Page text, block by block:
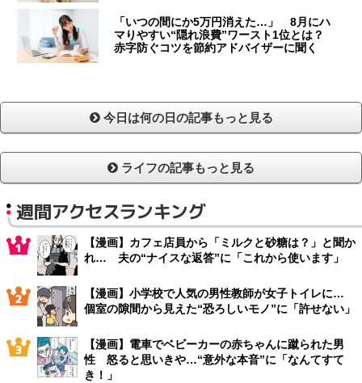
「いつの間にか5万円消えた…」 8月にハ
マりやすい“隠れ浪費”ワースト1位とは？
赤字防ぐコツを節約アドバイザーに聞く
今日は何の日の記事もっと見る
ライフの記事もっと見る
週間アクセスランキング
【漫画】カフェ店員から「ミルクと砂糖は？」と聞か
れ… 夫の“ナイスな返答”に「これから使います」
【漫画】小学校で人気の男性教師が女子トイレに…
個室の隙間から見えた“恐ろしいモノ”に「許せない」
【漫画】電車でベビーカーの赤ちゃんに蹴られた男
性 怒ると思いきや…“意外な本音”に「なんてすて
き！」